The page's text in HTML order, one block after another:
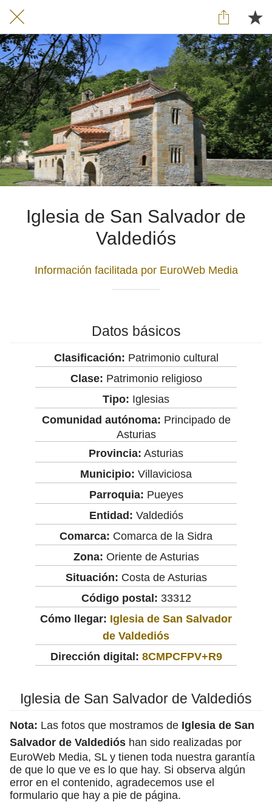
Iglesia de San Salvador de
Valdediós
Información facilitada por EuroWeb Media
Datos básicos
Clasificación: Patrimonio cultural
Clase: Patrimonio religioso
Tipo: Iglesias
Comunidad autónoma: Principado de
Asturias
Provincia: Asturias
Municipio: Villaviciosa
Parroquia: Pueyes
Entidad: Valdediós
Comarca: Comarca de la Sidra
Zona: Oriente de Asturias
Situación: Costa de Asturias
Código postal: 33312
Cómo llegar: Iglesia de San Salvador
de Valdediós
Dirección digital: 8CMPCFPV+R9
Iglesia de San Salvador de Valdediós
Nota: Las fotos que mostramos de Iglesia de San
Salvador de Valdediós han sido realizadas por
EuroWeb Media, SL y tienen toda nuestra garantía
de que lo que ve es lo que hay. Si observa algún
error en el contenido, agradecemos use el
formulario que hay a pie de página.